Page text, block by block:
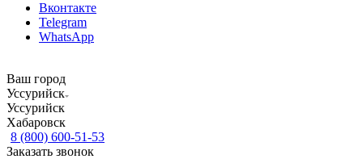
Вконтакте
Telegram
WhatsApp
Ваш город
Уссурийск
Уссурийск
Хабаровск
8 (800) 600-51-53
Заказать звонок